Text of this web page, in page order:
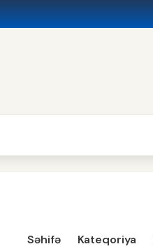
Səhifə Kateqoriya